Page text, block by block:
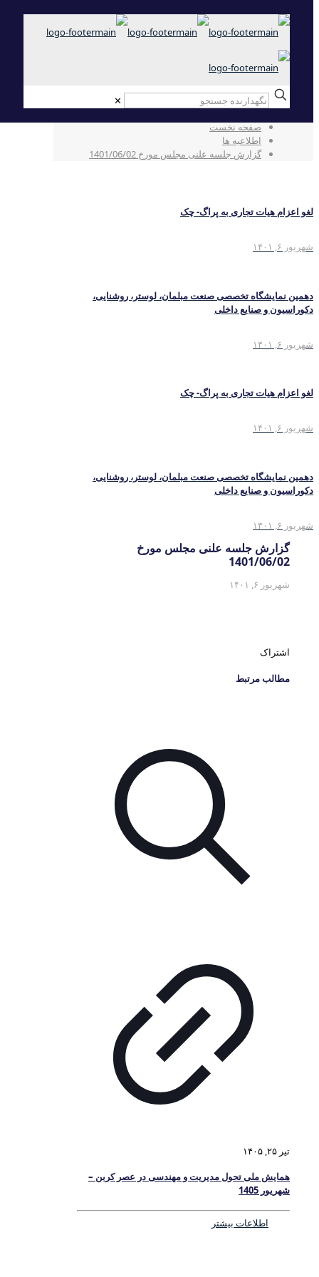
✕
گزارش جلسه علنی مجلس مورخ 1401/06/02
صفحه نخست
اطلاعیه ها
گزارش جلسه علنی مجلس مورخ 1401/06/02
لغو اعزام هیات تجاری به پراگ- چک
شهریور ۶, ۱۴۰۱
دهمین نمایشگاه تخصصی صنعت مبلمان، لوستر، روشنایی،
دکوراسیون و صنایع داخلی
شهریور ۶, ۱۴۰۱
لغو اعزام هیات تجاری به پراگ- چک
شهریور ۶, ۱۴۰۱
دهمین نمایشگاه تخصصی صنعت مبلمان، لوستر، روشنایی،
دکوراسیون و صنایع داخلی
شهریور ۶, ۱۴۰۱
گزارش جلسه علنی مجلس مورخ
1401/06/02
شهریور ۶, ۱۴۰۱
اشتراک
مطالب مرتبط
تیر ۲۵, ۱۴۰۵
همایش ملی تحول مدیریت و مهندسی در عصر کربن –
شهریور 1405
اطلاعات بیشتر